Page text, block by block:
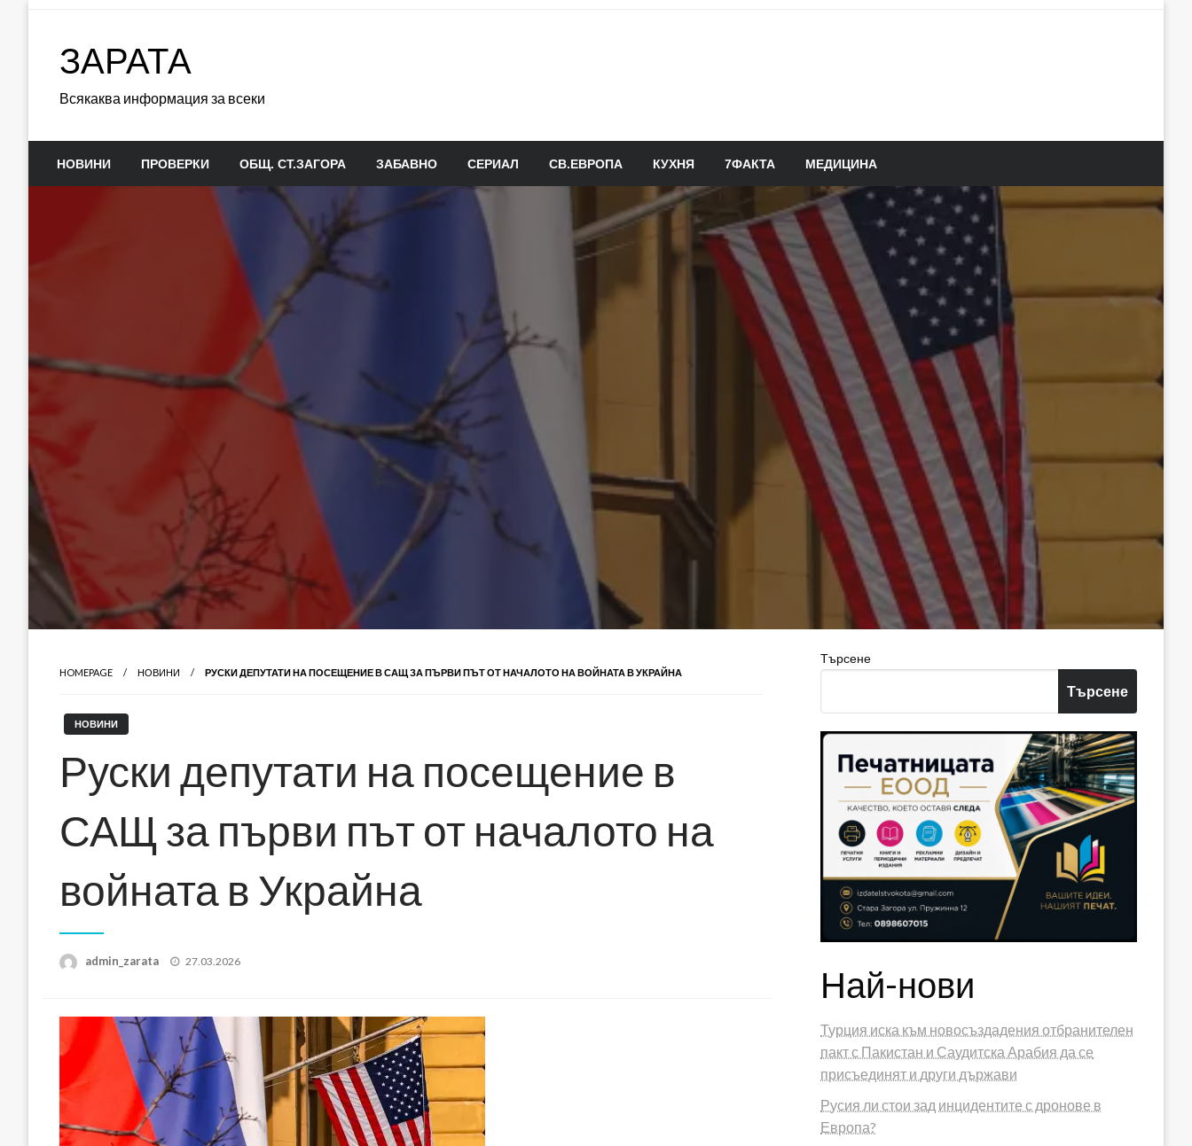
ЗАРАТА
Всякаква информация за всеки
НОВИНИ ПРОВЕРКИ ОБЩ. СТ.ЗАГОРА ЗАБАВНО СЕРИАЛ СВ.ЕВРОПА КУХНЯ 7ФАКТА МЕДИЦИНА
HOMEPAGE НОВИНИ РУСКИ ДЕПУТАТИ НА ПОСЕЩЕНИЕ В САЩ ЗА ПЪРВИ ПЪТ ОТ НАЧАЛОТО НА ВОЙНАТА В УКРАЙНА
НОВИНИ
Руски депутати на посещение в
САЩ за първи път от началото на
войната в Украйна
admin_zarata
Posted
27.03.2026
Търсене
Търсене
Най-нови
Турция иска към новосъздадения отбранителен
пакт с Пакистан и Саудитска Арабия да се
присъединят и други държави
Русия ли стои зад инцидентите с дронове в
Европа?